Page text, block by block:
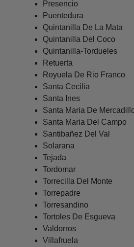
Presencio
Puentedura
Quintanilla De La Mata
Quintanilla Del Coco
Quintanilla-Tordueles
Retuerta
Royuela De Rio Franco
Santa Cecilia
Santa Ines
Santa Maria De
Santa Maria Del Campo
Santibañez Del Val
Solarana
Tejada
Tordomar
Torrecilla Del Monte
Torrepadre
Torresandino
Tortoles De Esgueva
Valdorros
Villafruela